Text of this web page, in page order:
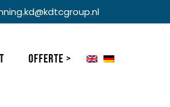
Offerte >